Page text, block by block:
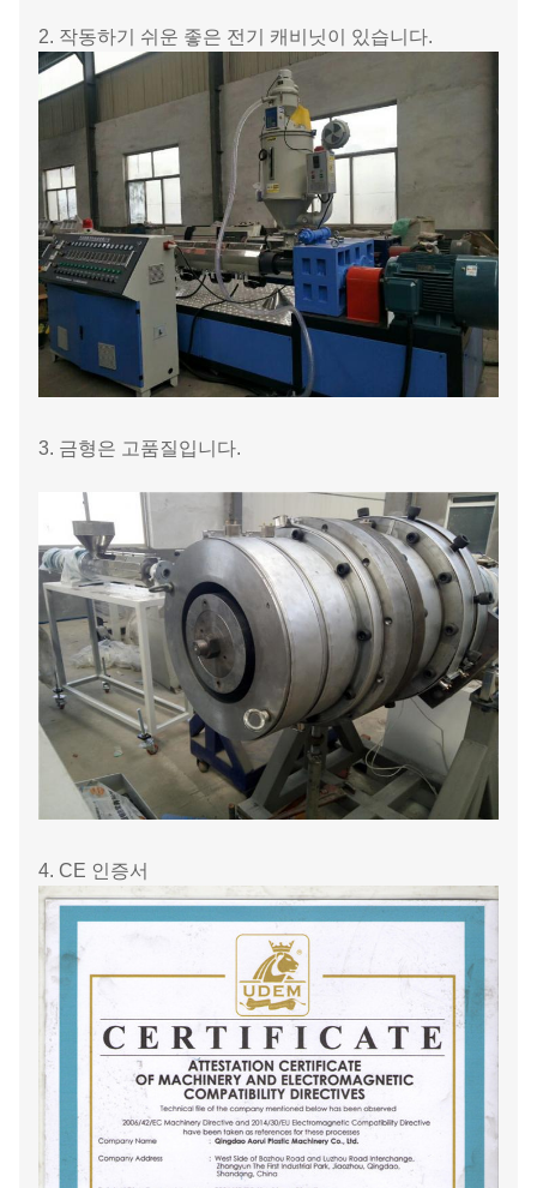
2. 작동하기 쉬운 좋은 전기 캐비닛이 있습니다.
3. 금형은 고품질입니다.
4. CE 인증서